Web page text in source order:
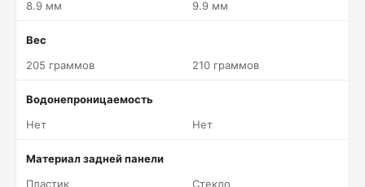
8.9 мм
9.9 мм
Вес
205 граммов
210 граммов
Водонепроницаемость
Нет
Нет
Материал задней панели
Пластик
Стекло